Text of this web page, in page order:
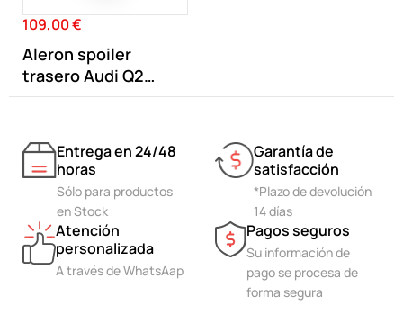
Precio
109,00 €
Aleron spoiler
trasero Audi Q2
+2016 Negro Brillo
Entrega en 24/48
horas
Sólo para productos
en Stock
Garantía de
satisfacción
*Plazo de devolución
14 días
Atención
personalizada
A través de WhatsAap
Pagos seguros
Su información de
pago se procesa de
forma segura